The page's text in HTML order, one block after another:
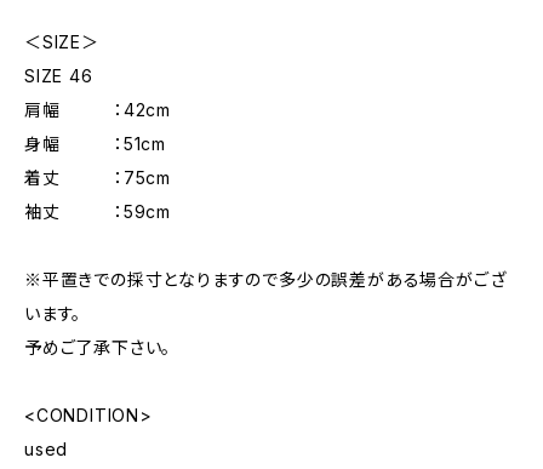
＜SIZE＞
SIZE 46
肩幅 ：42cm
身幅 ：51cm
着丈 ：75cm
袖丈 ：59cm
※平置きでの採寸となりますので多少の誤差がある場合がござ
います。
予めご了承下さい。
<CONDITION>
used